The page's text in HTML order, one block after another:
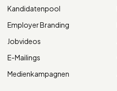
Kandidatenpool
Employer Branding
Jobvideos
E-Mailings
Medienkampagnen